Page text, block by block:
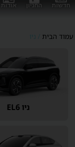
חדשות החניון אודות
עמוד הבית / ניו
ניו EL6